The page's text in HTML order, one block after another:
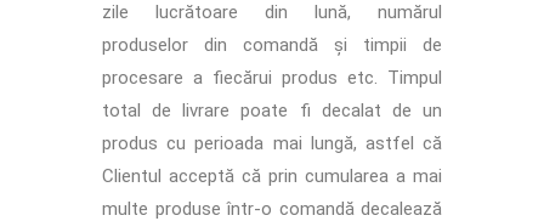
zile lucrătoare din lună, numărul
produselor din comandă și timpii de
procesare a fiecărui produs etc. Timpul
total de livrare poate fi decalat de un
produs cu perioada mai lungă, astfel că
Clientul acceptă că prin cumularea a mai
multe produse într-o comandă decalează